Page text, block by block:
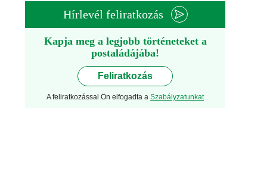
Hírlevél feliratkozás
Kapja meg a legjobb történeteket a
postaládájába!
Feliratkozás
A feliratkozással Ön elfogadta a Szabályzatunkat